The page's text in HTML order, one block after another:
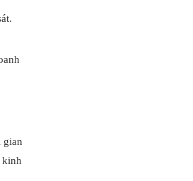
gian
kinh